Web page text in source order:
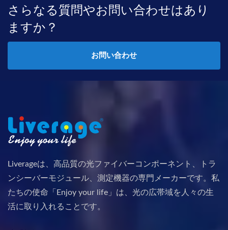
さらなる質問やお問い合わせはあり
ますか？
お問い合わせ
Liverageは、高品質の光ファイバーコンポーネント、トラ
ンシーバーモジュール、測定機器の専門メーカーです。私
たちの使命「Enjoy your life」は、光の広帯域を人々の生
活に取り入れることです。